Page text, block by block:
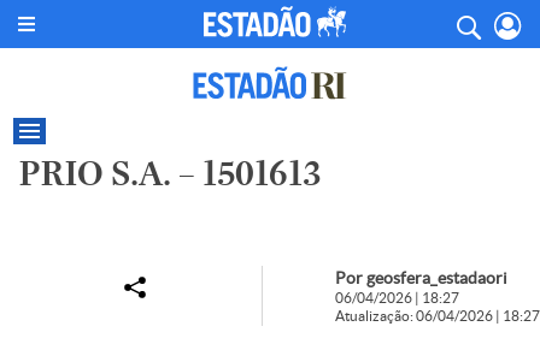
PRIO S.A. – 1501613
Por geosfera_estadaori
06/04/2026 | 18:27
Atualização: 06/04/2026 | 18:27